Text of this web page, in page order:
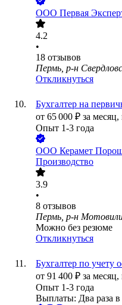
ООО Первая
4.2
•
18 отзывов
Пермь, р-н
Откликнуться
Бухгалтер на
от 65 000 ₽ за месяц,
Опыт 1-3 года
ООО Керамет
Производство
3.9
•
8 отзывов
Пермь, р-н
Можно без резюме
Откликнуться
Бухгалтер по учету
от 91 400 ₽ за месяц,
Опыт 1-3 года
Выплаты: Два раза в